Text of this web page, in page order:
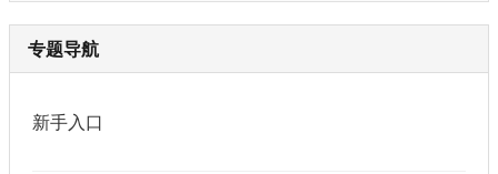
专题导航
新手入口